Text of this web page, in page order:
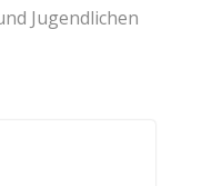
Jugendlichen